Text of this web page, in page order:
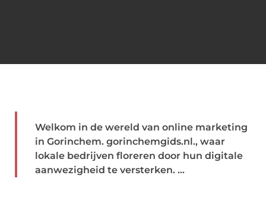
Welkom in de wereld van online marketing
in Gorinchem. gorinchemgids.nl., waar
lokale bedrijven floreren door hun digitale
aanwezigheid te versterken. ...